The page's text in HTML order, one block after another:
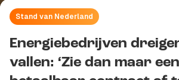
Stand van Nederland
Energiebedrijven
vallen: ‘Zie dan maar een